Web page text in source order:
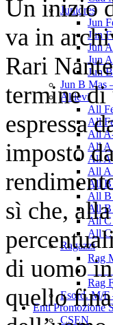
Juniores
Jun
Jun
Jun
Jun
Jun
Jun B Mas
Allievi
All
All
All
All A
All A
All A
All B
All B
All B
All C
All C
Ragazzi
Rag
Rag
Esord. M/F
Enti Promozione
CSEN
Un inizio
va in
Rari
termine di
espressa
imposto
sì che,
di uomo
quello